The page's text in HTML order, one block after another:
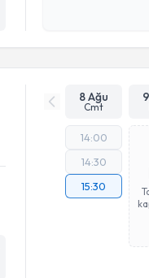
8 Ağu
Cmt
14:00
14:30
15:30